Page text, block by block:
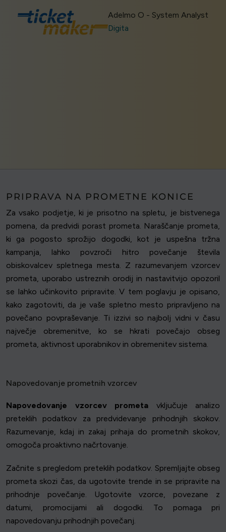
Adelmo O - System Analyst
Digita
PRIPRAVA NA PROMETNE KONICE
Za vsako podjetje, ki je prisotno na spletu, je bistvenega
pomena, da predvidi porast prometa. Naraščanje prometa,
ki ga pogosto sprožijo dogodki, kot je uspešna tržna
kampanja, lahko povzroči hitro povečanje števila
obiskovalcev spletnega mesta. Z razumevanjem vzorcev
prometa, uporabo ustreznih orodij in nastavitvijo opozoril
se lahko učinkovito pripravite. V tem poglavju je opisano,
kako zagotoviti, da je vaše spletno mesto pripravljeno na
povečano povpraševanje. Ti izzivi so najbolj vidni v času
največje obremenitve, ko se hkrati povečajo obseg
prometa, aktivnost uporabnikov in obremenitev sistema.
Napovedovanje prometnih vzorcev
Napovedovanje vzorcev prometa vključuje analizo
preteklih podatkov za predvidevanje prihodnjih skokov.
Razumevanje, kdaj in zakaj prihaja do prometnih skokov,
omogoča proaktivno načrtovanje.
Začnite s pregledom preteklih podatkov. Spremljajte obseg
prometa skozi čas, da ugotovite trende in se pripravite na
prihodnje povečanje. Ugotovite vzorce, povezane z
datumi, promocijami ali dogodki. To pomaga pri
napovedovanju prihodnjih povečanj.